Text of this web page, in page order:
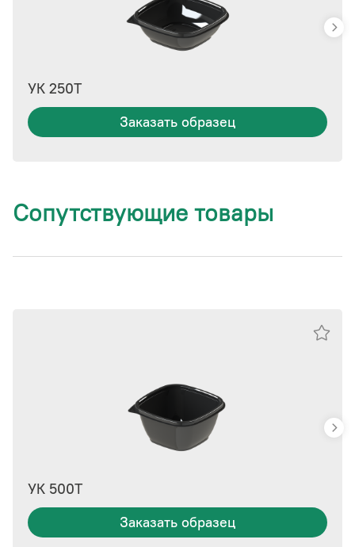
УК 250Т
Заказать образец
Сопутствующие товары
УК 500Т
Заказать образец